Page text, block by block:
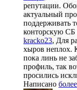
репутации.
актуальный
поддерживать
конторскую СБ
kracko23, Для
хыров неплох.
пока линь не
профиль, так
просились
Написано